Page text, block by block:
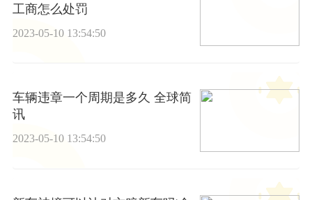
工商怎么处罚
2023-05-10 13:54:50
车辆违章一个周期是多久 全球简
讯
2023-05-10 13:54:50